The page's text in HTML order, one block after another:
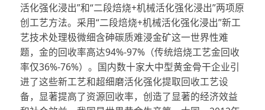
活化强化浸出”和“二段焙烧+机械活化强化浸出”两项原
创工艺方法。采用“二段焙烧+机械活化强化浸出”新工
艺技术处理极微细含砷碳质难浸金矿这一世界性难
题，金的回收率高达94%-97%（传统焙烧工艺金回收
率仅36%-76%）。国内数十家大中型黄金骨干企业引
进了这些新工艺和超细磨活化强化提取回收工艺设
备，显著提高了资源回收率，创造了显著的经济效益